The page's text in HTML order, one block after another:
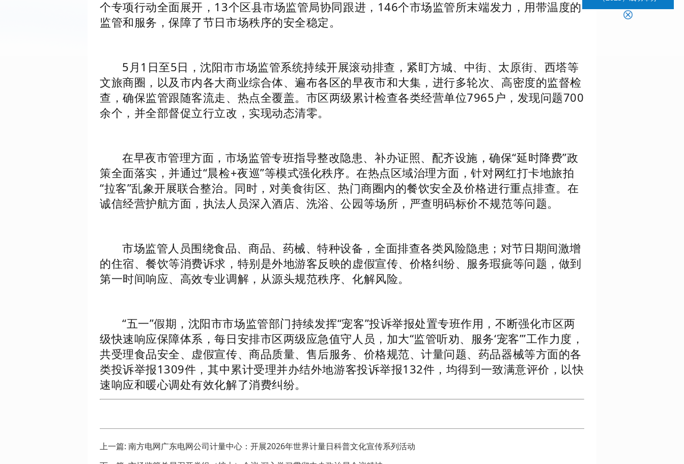
个专项行动全面展开，13个区县市场监管局协同跟进，146个市场监管所末端发力，用带温度的
监管和服务，保障了节日市场秩序的安全稳定。
5月1日至5日，沈阳市市场监管系统持续开展滚动排查，紧盯方城、中街、太原街、西塔等
文旅商圈，以及市内各大商业综合体、遍布各区的早夜市和大集，进行多轮次、高密度的监督检
查，确保监管跟随客流走、热点全覆盖。市区两级累计检查各类经营单位7965户，发现问题700
余个，并全部督促立行立改，实现动态清零。
在早夜市管理方面，市场监管专班指导整改隐患、补办证照、配齐设施，确保“延时降费”政
策全面落实，并通过“晨检+夜巡”等模式强化秩序。在热点区域治理方面，针对网红打卡地旅拍
“拉客”乱象开展联合整治。同时，对美食街区、热门商圈内的餐饮安全及价格进行重点排查。在
诚信经营护航方面，执法人员深入酒店、洗浴、公园等场所，严查明码标价不规范等问题。
市场监管人员围绕食品、商品、药械、特种设备，全面排查各类风险隐患；对节日期间激增
的住宿、餐饮等消费诉求，特别是外地游客反映的虚假宣传、价格纠纷、服务瑕疵等问题，做到
第一时间响应、高效专业调解，从源头规范秩序、化解风险。
“五一”假期，沈阳市市场监管部门持续发挥“宠客”投诉举报处置专班作用，不断强化市区两
级快速响应保障体系，每日安排市区两级应急值守人员，加大“监管听劝、服务‘宠客’”工作力度，
共受理食品安全、虚假宣传、商品质量、售后服务、价格规范、计量问题、药品器械等方面的各
类投诉举报1309件，其中累计受理并办结外地游客投诉举报132件，均得到一致满意评价，以快
速响应和暖心调处有效化解了消费纠纷。
上一篇: 南方电网广东电网公司计量中心：开展2026年世界计量日科普文化宣传系列活动